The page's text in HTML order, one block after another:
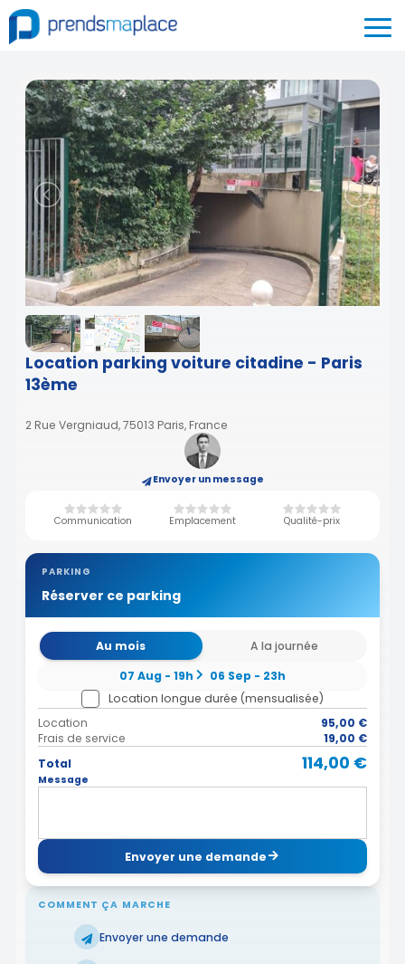
Location parking voiture citadine - Paris
13ème
2 Rue Vergniaud, 75013 Paris, France
Envoyer un message
Communication Emplacement Qualité-prix
PARKING
Réserver ce parking
Au mois
A la journée
07 Aug - 19h
06 Sep - 23h
Location longue durée (mensualisée)
Location
95,00 €
Frais de service
19,00 €
Total
114,00 €
Message
Envoyer une demande
COMMENT ÇA MARCHE
Envoyer une demande